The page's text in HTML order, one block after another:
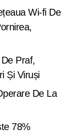
Wi-fi De
Praf,
Și Viruși
De La
78%